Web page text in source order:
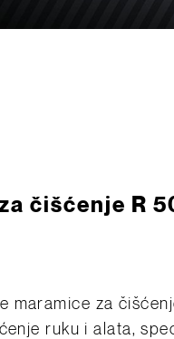
čišćenje R
maramice za
ruku i alata,